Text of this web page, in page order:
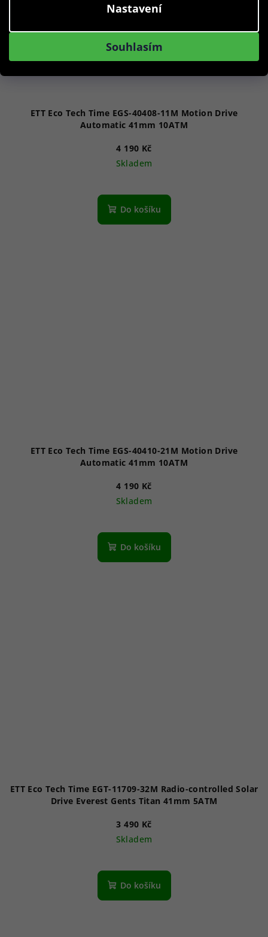
Nastavení
Souhlasím
ETT Eco Tech Time EGS-40408-11M Motion Drive
Automatic 41mm 10ATM
4 190 Kč
Skladem
Do košíku
ETT Eco Tech Time EGS-40410-21M Motion Drive
Automatic 41mm 10ATM
4 190 Kč
Skladem
Do košíku
ETT Eco Tech Time EGT-11709-32M Radio-controlled Solar
Drive Everest Gents Titan 41mm 5ATM
3 490 Kč
Skladem
Do košíku